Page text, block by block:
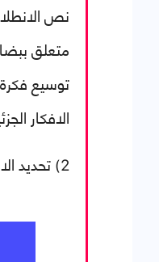
نص
متعلق
توسيع فكرة
الافكار
2) تحديد الالفاظ والمفاهيم الاساس